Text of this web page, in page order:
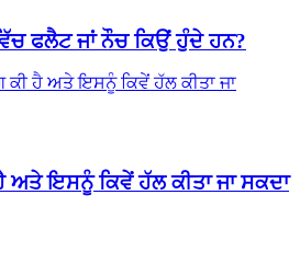
ਫਲੈਟ ਜਾਂ ਨੌਚ ਕਿਉਂ ਹੁੰਦੇ ਹਨ?
ਅਤੇ ਇਸਨੂੰ ਕਿਵੇਂ ਹੱਲ ਕੀਤਾ ਜਾ ਸਕਦਾ